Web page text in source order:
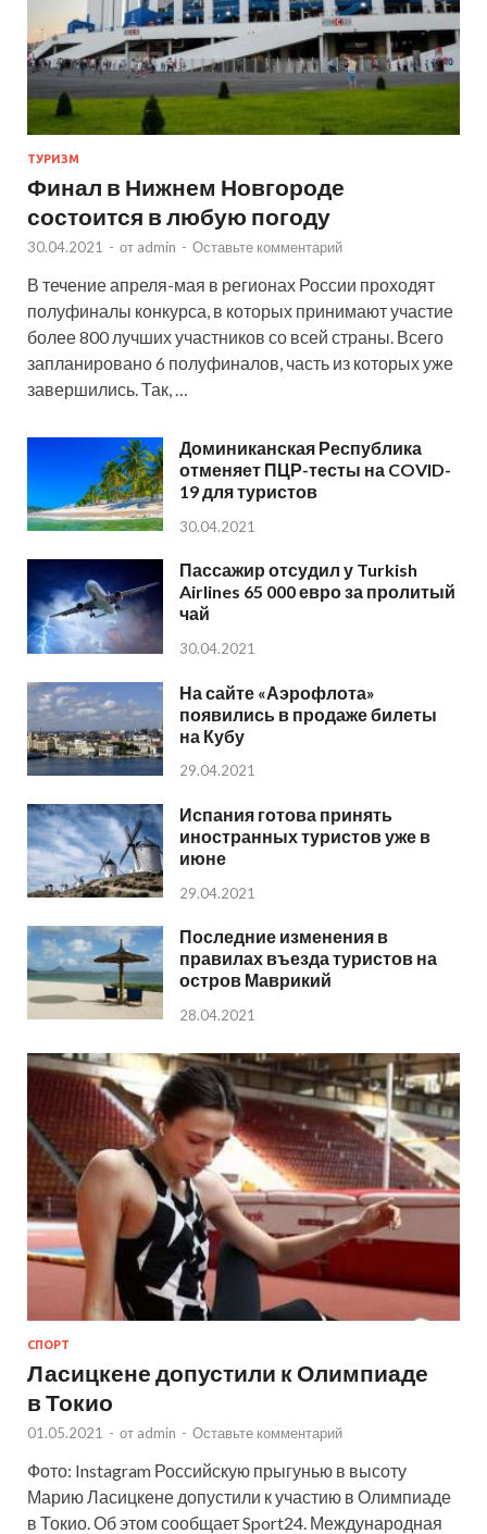
ТУРИЗМ
Финал в Нижнем Новгороде
состоится в любую погоду
30.04.2021 - от admin - Оставьте комментарий
В течение апреля-мая в регионах России проходят
полуфиналы конкурса, в которых принимают участие
более 800 лучших участников со всей страны. Всего
запланировано 6 полуфиналов, часть из которых уже
завершились. Так, …
Доминиканская Республика
отменяет ПЦР-тесты на COVID-
19 для туристов
30.04.2021
Пассажир отсудил у Turkish
Airlines 65 000 евро за пролитый
чай
30.04.2021
На сайте «Аэрофлота»
появились в продаже билеты
на Кубу
29.04.2021
Испания готова принять
иностранных туристов уже в
июне
29.04.2021
Последние изменения в
правилах въезда туристов на
остров Маврикий
28.04.2021
СПОРТ
Ласицкене допустили к Олимпиаде
в Токио
01.05.2021 - от admin - Оставьте комментарий
Фото: Instagram Российскую прыгунью в высоту
Марию Ласицкене допустили к участию в Олимпиаде
в Токио. Об этом сообщает Sport24. Международная